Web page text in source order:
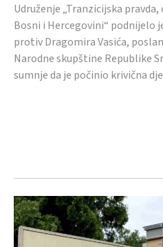
Udruženje „Tranzicijska
Bosni i Hercegovini“ podnijelo
protiv Dragomira Vasića,
Narodne skupštine Republike
sumnje da je počinio krivična